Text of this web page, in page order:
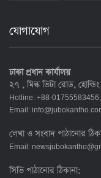
যোগাযোগ
ঢাকা প্রধান কার্যালয়
২৭ , মিল্ক ভিটা রোড,
Hotline: +88-
Email:
লেখা ও সংবাদ পাঠানোর
Email:
সিভি পাঠানোর ঠিকানা: